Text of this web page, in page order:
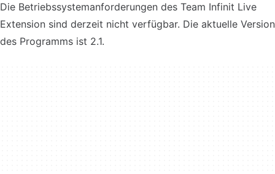
Die Betriebssystemanforderungen des Team Infinit Live
Extension sind derzeit nicht verfügbar. Die aktuelle Version
des Programms ist 2.1.